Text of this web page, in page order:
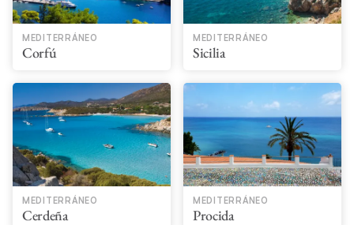
MEDITERRÁNEO
Corfú
MEDITERRÁNEO
Sicilia
MEDITERRÁNEO
Cerdeña
MEDITERRÁNEO
Procida